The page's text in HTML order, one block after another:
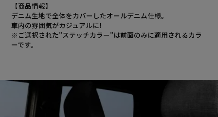
【商品情報】
デニム生地で全体をカバーしたオールデニム仕様。
車内の雰囲気がカジュアルに!
※ご選択された"ステッチカラー"は前面のみに適用されるカラ
ーです。